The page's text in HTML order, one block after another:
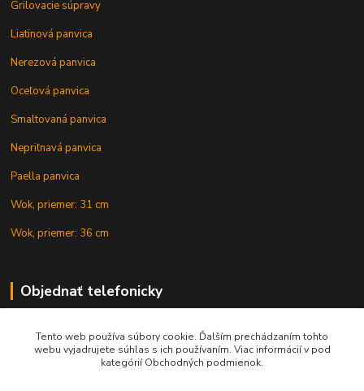
Grilovacie súpravy
Liatinová panvica
Nerezová panvica
Oceľová panvica
Smaltovaná panvica
Nepriľnavá panvica
Paella panvica
Wok, priemer: 31 cm
Wok, priemer: 36 cm
Objednať telefonicky
+421 902 212 007
Tento web používa súbory cookie. Ďalším prechádzaním tohto
webu vyjadrujete súhlas s ich používaním. Viac informácií v pod
kategórií Obchodných podmienok.